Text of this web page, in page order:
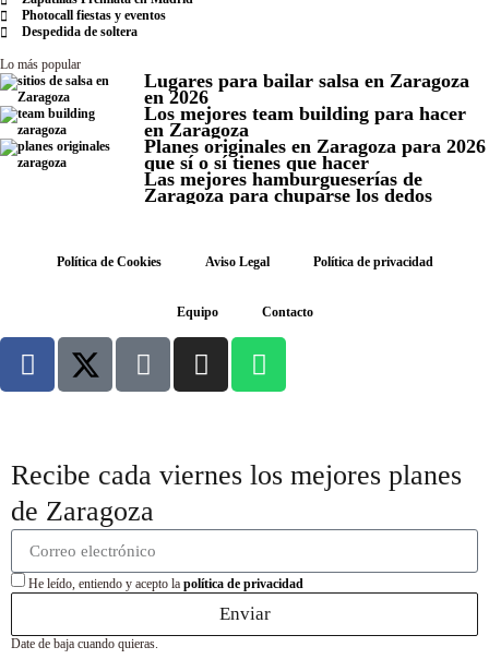
Photocall fiestas y eventos
Despedida de soltera
Lo más popular
Lugares para bailar salsa en Zaragoza
en 2026
Los mejores team building para hacer
en Zaragoza
Planes originales en Zaragoza para 2026
que sí o sí tienes que hacer
Las mejores hamburgueserías de
Zaragoza para chuparse los dedos
Política de Cookies Aviso Legal Política de privacidad
Equipo Contacto
Recibe cada viernes los mejores planes
de Zaragoza
He leído, entiendo y acepto la política de privacidad
Enviar
Date de baja cuando quieras.